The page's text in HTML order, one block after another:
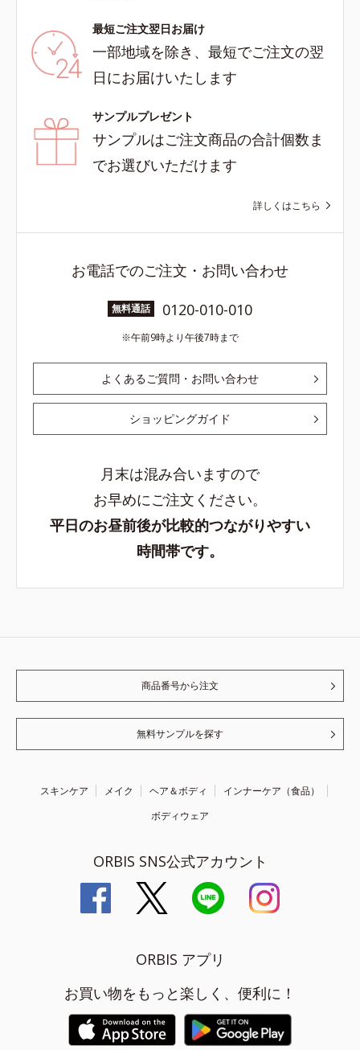
最短ご注文翌日お届け
一部地域を除き、最短でご注文の翌
日にお届けいたします
サンプルプレゼント
サンプルはご注文商品の合計個数ま
でお選びいただけます
詳しくはこちら
お電話でのご注文・お問い合わせ
無料通話 0120-010-010
午前9時より午後7時まで
よくあるご質問・お問い合わせ
ショッピングガイド
月末は混み合いますので
お早めにご注文ください。
平日のお昼前後が比較的つながりやすい
時間帯です。
商品番号から注文
無料サンプルを探す
スキンケア メイク ヘア＆ボディ
インナーケア（食品）
ボディウェア
ORBIS SNS公式アカウント
ORBIS アプリ
お買い物をもっと楽しく、便利に！